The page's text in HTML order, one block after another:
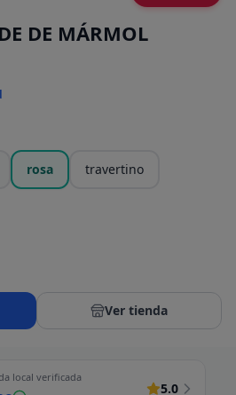
DE MÁRMOL
rosa travertino
Ver tienda
local verificada
5.0